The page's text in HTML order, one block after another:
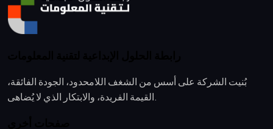
بُنيت الشركة على أسس من الشغف اللامحدود، الجودة الفائقة،
القيمة الفريدة، والابتكار الذي لا يُضاهى.